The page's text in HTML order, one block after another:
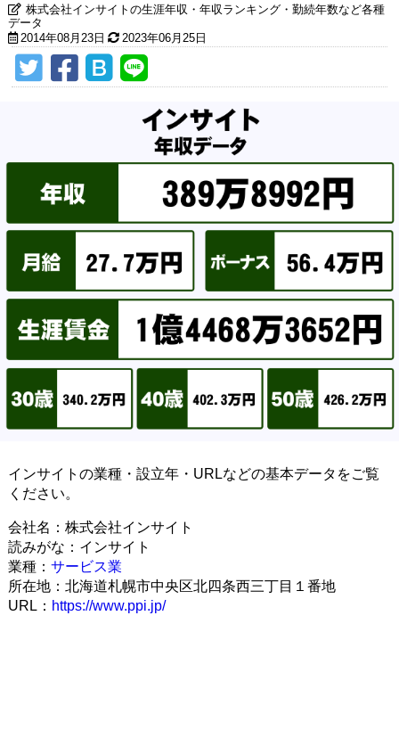
株式会社インサイトの生涯年収・年収ランキング・勤続年数など各種
データ
2014年08月23日
2023年06月25日
インサイトの業種・設立年・URLなどの基本データをご覧
ください。
会社名：株式会社インサイト
読みがな：インサイト
業種： サービス業
所在地：北海道札幌市中央区北四条西三丁目１番地
URL： https://www.ppi.jp/